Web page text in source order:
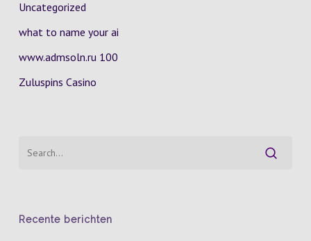
Uncategorized
what to name your ai
www.admsoln.ru 100
Zuluspins Casino
Recente berichten